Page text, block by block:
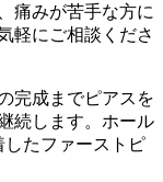
痛みが苦手な方に
軽にご相談くださ
完成までピアスを
続します。ホール
たファーストピ